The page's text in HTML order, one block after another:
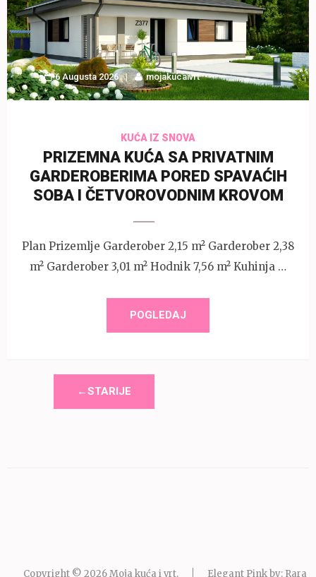
6 Augusta 2026 mojakucaivrt
KUĆA IZ SNOVA
PRIZEMNA KUĆA SA PRIVATNIM
GARDEROBERIMA PORED SPAVAĆIH
SOBA I ČETVOROVODNIM KROVOM
Plan Prizemlje Garderober 2,15 m² Garderober 2,38
m² Garderober 3,01 m² Hodnik 7,56 m² Kuhinja …
POGLEDAJ
←STARIJE
Copyright © 2026Moja kuća i vrt. Elegant Pink by: Rara